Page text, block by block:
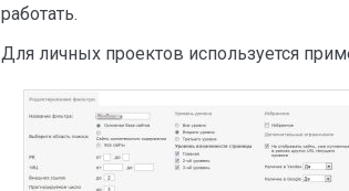
работать.
Для личных проектов используется